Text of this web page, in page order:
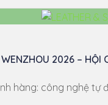
2026 – HỘI
hàng: công nghệ tự